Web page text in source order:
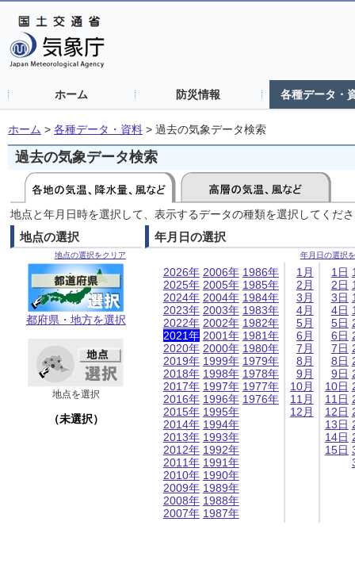
ホーム 防災情報 各種データ・
ホーム > 各種データ・資料 > 過去の気象データ検索
過去の気象データ検索
地点と年月日時を選択して、表示するデータの種類を選択してくだ
地点の選択
地点の選択をクリア
都府県・地方を選択
地点を選択
（未選択）
年月日の選択
年月日の選択
2026年
2025年
2024年
2023年
2022年
2021年
2020年
2019年
2018年
2017年
2016年
2015年
2014年
2013年
2012年
2011年
2010年
2009年
2008年
2007年
2006年
2005年
2004年
2003年
2002年
2001年
2000年
1999年
1998年
1997年
1996年
1995年
1994年
1993年
1992年
1991年
1990年
1989年
1988年
1987年
1986年
1985年
1984年
1983年
1982年
1981年
1980年
1979年
1978年
1977年
1976年
1月
2月
3月
4月
5月
6月
7月
8月
9月
10月
11月
12月
1日
2日
3日
4日
5日
6日
7日
8日
9日
10日
11日
12日
13日
14日
15日